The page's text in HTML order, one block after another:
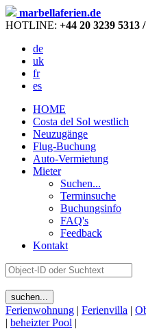
marbellaferien.de
HOTLINE: +44 20 3239 5313
de
uk
fr
es
HOME
Costa del Sol westlich
Neuzugänge
Flug-Buchung
Auto-Vermietung
Mieter
Suchen...
Terminsuche
Buchungsinfo
FAQ's
Feedback
Kontakt
Ferienwohnung | Ferienvilla |
| beheizter Pool |